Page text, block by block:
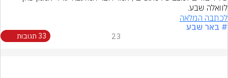
לוואלה שבע.
לכתבה המלאה
# באר שבע
23 33 תגובות